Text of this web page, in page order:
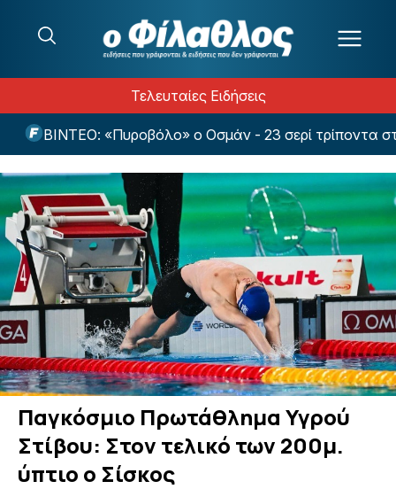
Τελευταίες Ειδήσεις
ΒΙΝΤΕΟ: «Πυροβόλο» ο Οσμάν - 23 σερί τρίποντα στην
Παγκόσμιο Πρωτάθλημα Υγρού
Στίβου: Στον τελικό των 200μ.
ύπτιο ο Σίσκος